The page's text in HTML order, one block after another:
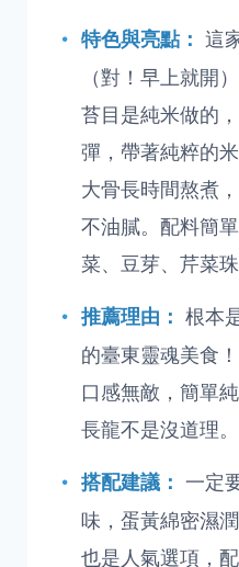
特色與亮點： 這
（對！早上就開
苔目是純米做的
彈，帶著純粹的
大骨長時間熬煮
不油膩。配料簡
菜、豆芽、芹菜珠
推薦理由： 根本
的臺東靈魂美食
口感無敵，簡單
長龍不是沒道理。
搭配建議： 一定
味，蛋黃綿密濕
也是人氣選項，